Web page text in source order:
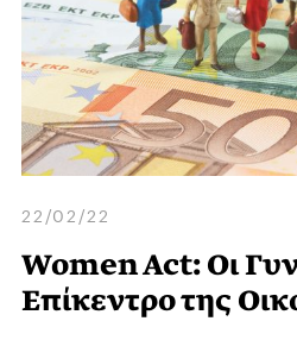
22/02/22
Women Act: Οι
Επίκεντρο της